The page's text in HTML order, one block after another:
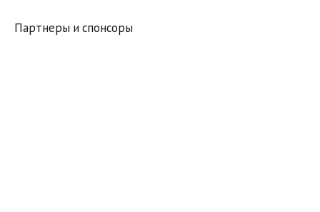
Партнеры и спонсоры